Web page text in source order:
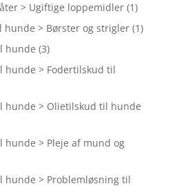
> Ugiftige loppemidler (1)
hunde > Børster og strigler (1)
hunde (3)
hunde > Fodertilskud til
hunde > Olietilskud til hunde
> Pleje af mund og
hunde > Problemløsning til